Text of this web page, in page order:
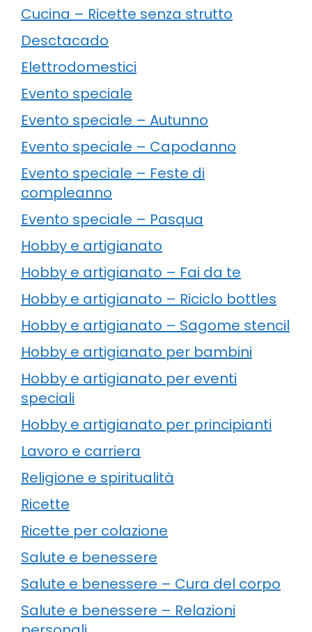
Cucina – Ricette senza strutto
Desctacado
Elettrodomestici
Evento speciale
Evento speciale – Autunno
Evento speciale – Capodanno
Evento speciale – Feste di
compleanno
Evento speciale – Pasqua
Hobby e artigianato
Hobby e artigianato – Fai da te
Hobby e artigianato – Riciclo bottles
Hobby e artigianato – Sagome stencil
Hobby e artigianato per bambini
Hobby e artigianato per eventi
speciali
Hobby e artigianato per principianti
Lavoro e carriera
Religione e spiritualità
Ricette
Ricette per colazione
Salute e benessere
Salute e benessere – Cura del corpo
Salute e benessere – Relazioni